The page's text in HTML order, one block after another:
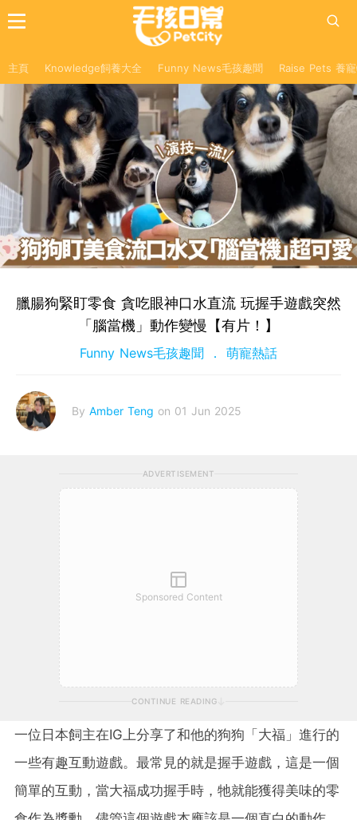
主頁 Knowledge飼養大全 Funny News毛孩趣聞 Raise Pets 養
臘腸狗緊盯零食 貪吃眼神口水直流 玩握手遊戲突然
「腦當機」動作變慢【有片！】
Funny News毛孩趣聞 萌寵熱話
By Amber Teng on 01 Jun 2025
ADVERTISEMENT
Sponsored Content
CONTINUE READING
一位日本飼主在IG上分享了和他的狗狗「大福」進行的
一些有趣互動遊戲。最常見的就是握手遊戲，這是一個
簡單的互動，當大福成功握手時，牠就能獲得美味的零